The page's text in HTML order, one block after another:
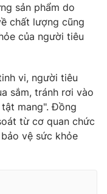
không có sự chấp
khi phát hành lại
sản phẩm do
chất lượng cũng
của người tiêu
vi, người tiêu
sắm, tránh rơi vào
mang". Đồng
từ cơ quan chức
vệ sức khỏe